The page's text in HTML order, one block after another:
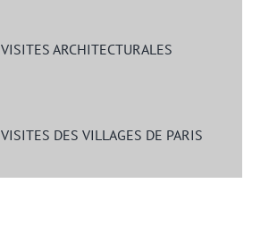
VISITES ARCHITECTURALES
VISITES DES VILLAGES DE PARIS